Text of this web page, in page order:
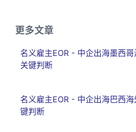
更多文章
名义雇主EOR - 中企出海墨西
关键判断
名义雇主EOR - 中企出海巴西
键判断